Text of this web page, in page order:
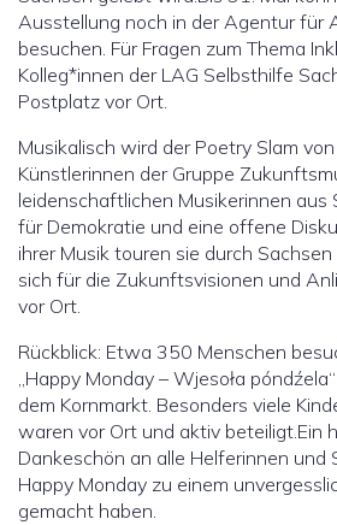
Ausstellung noch in der Agentur für
besuchen. Für Fragen zum Thema
Kolleg*innen der LAG Selbsthilfe
Postplatz vor Ort.
Musikalisch wird der Poetry Slam
Künstlerinnen der Gruppe
leidenschaftlichen Musikerinnen aus
für Demokratie und eine offene
ihrer Musik touren sie durch
sich für die Zukunftsvisionen und
vor Ort.
Rückblick: Etwa 350 Menschen
„Happy Monday – Wjesoła
dem Kornmarkt. Besonders viele
waren vor Ort und aktiv beteiligt.Ein
Dankeschön an alle Helferinnen und
Happy Monday zu einem
gemacht haben.